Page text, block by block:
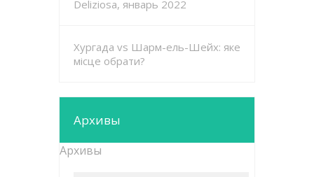
Deliziosa, январь 2022
Хургада vs Шарм-ель-Шейх: яке
місце обрати?
Архивы
Архивы